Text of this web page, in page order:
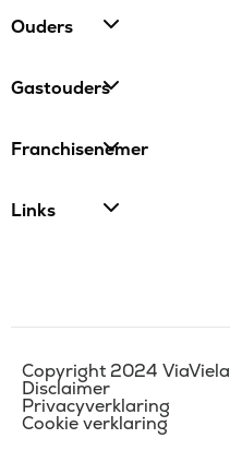
Ouders
Gastouders
Franchisenemer
Links
Copyright 2024 ViaViela
Disclaimer
Privacyverklaring
Cookie verklaring